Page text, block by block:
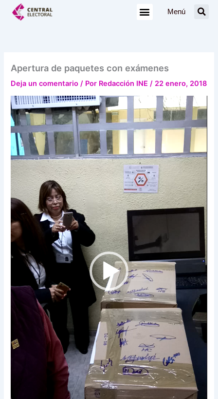
Menú
Apertura de paquetes con exámenes
Deja un comentario / Por Redacción INE/ 22 enero, 2018
Reproductor
de
vídeo